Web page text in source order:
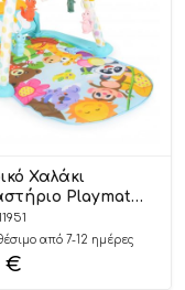
Χαλάκι
Playmat
Gym
–
από 7-12 ημέρες
€